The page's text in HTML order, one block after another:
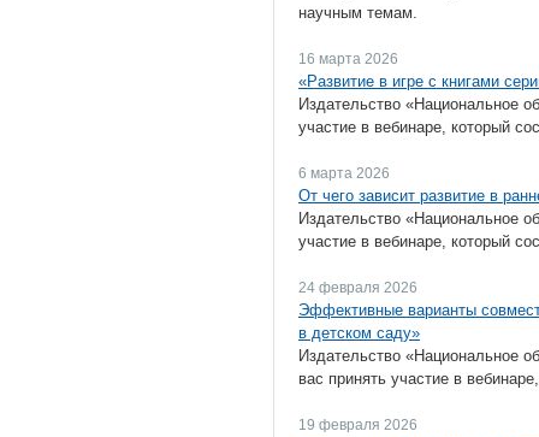
научным темам.
16 марта 2026
«Развитие в игре с книгами
Издательство «Национальное
участие в вебинаре, который
6 марта 2026
От чего зависит развитие в
Издательство «Национальное
участие в вебинаре, который
24 февраля 2026
Эффективные варианты
в детском саду»
Издательство «Национальное
вас принять участие в
19 февраля 2026